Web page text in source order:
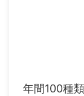
年間100種